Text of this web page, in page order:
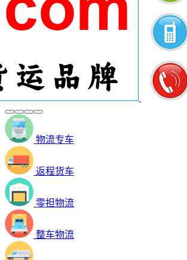
物流专车
返程货车
零担物流
整车物流